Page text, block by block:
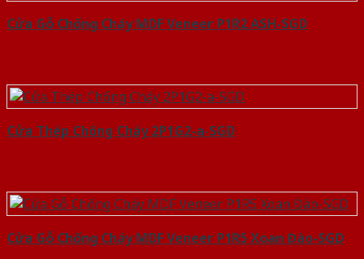
Cửa Gỗ Chống Cháy MDF Veneer P1R2 ASH-SGD
Cửa Thép Chống Cháy 2P1G2-a-SGD
Cửa Gỗ Chống Cháy MDF Veneer P1R5 Xoan Đào-SGD